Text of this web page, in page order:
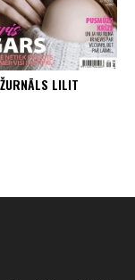
ŽURNĀLS LILIT